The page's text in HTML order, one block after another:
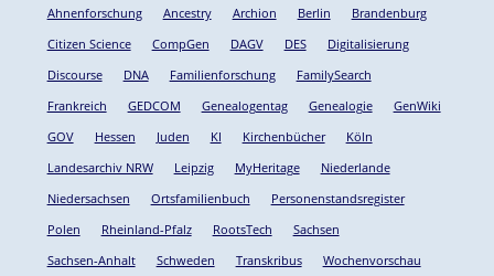
Ahnenforschung Ancestry Archion Berlin
Brandenburg
Citizen Science
CompGen DAGV DES
Digitalisierung
Discourse
DNA Familienforschung
FamilySearch
Frankreich
GEDCOM Genealogentag Genealogie
GenWiki
GOV
Hessen Juden KI Kirchenbücher
Köln
Landesarchiv NRW
Leipzig MyHeritage
Niederlande
Niedersachsen
Ortsfamilienbuch
Personenstandsregister
Polen
Rheinland-Pfalz RootsTech
Sachsen
Sachsen-Anhalt
Schweden Transkribus
Wochenvorschau